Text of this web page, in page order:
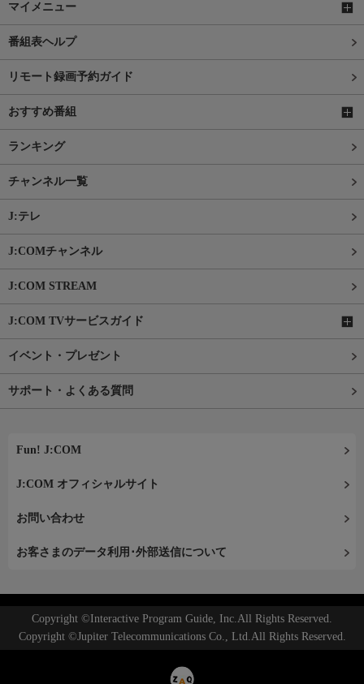
マイメニュー
番組表ヘルプ
リモート録画予約ガイド
おすすめ番組
ランキング
チャンネル一覧
J:テレ
J:COMチャンネル
J:COM STREAM
J:COM TVサービスガイド
イベント・プレゼント
サポート・よくある質問
Fun! J:COM
J:COM オフィシャルサイト
お問い合わせ
お客さまのデータ利用･外部送信について
Copyright ©Interactive Program Guide, Inc.All Rights Reserved.
Copyright ©Jupiter Telecommunications Co., Ltd.All Rights Reserved.